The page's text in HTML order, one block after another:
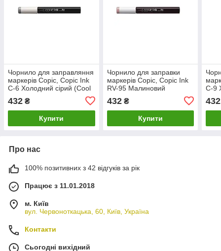
Чорнило для заправляння
маркерів Copic, Copic Ink
C-6 Холодний сірий (Cool
432 ₴
Купити
Чорнило для заправки
маркерів Copic, Copic Ink
RV-95 Малиновий
432₴
Купити
C-9
432
Про нас
100% позитивних з 42 відгуків за рік
Працює з 11.01.2018
м. Київ
вул. Червоноткацька, 60, Київ, Україна
Контакти
Сьогодні вихідний